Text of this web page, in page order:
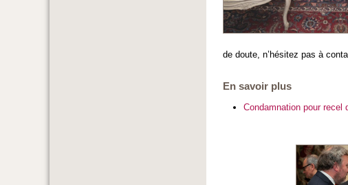
de doute, n’hésitez pas à
En savoir plus
Condamnation pour recel